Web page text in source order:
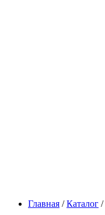
Главная /Каталог /